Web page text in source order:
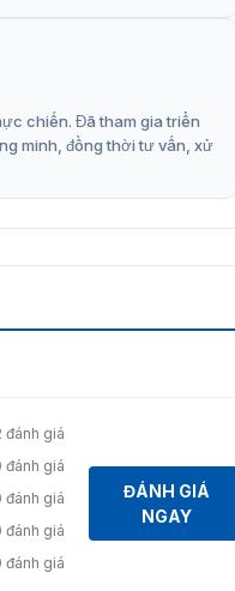
chiến. Đã tham gia triển
minh, đồng thời tư vấn, xử
đánh giá
đánh giá
đánh giá
đánh giá
đánh giá
ĐÁNH GIÁ
NGAY